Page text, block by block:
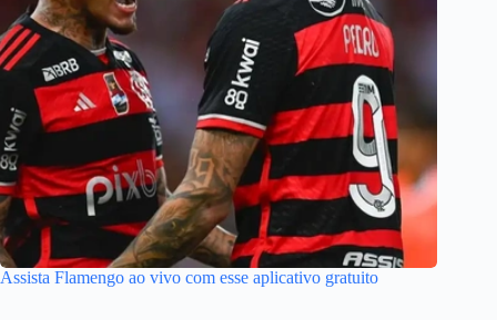
Assista Flamengo ao vivo com esse aplicativo gratuito